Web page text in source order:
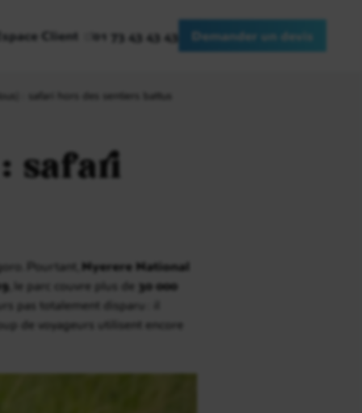
Client 01 73 43 43 43 Demander un devis
: safari hors des sentiers battus
safari
Pourtant, Nyerere National
, le parc couvre plus de 30 000
pas totalement disparu : il
de voyageurs utilisent encore